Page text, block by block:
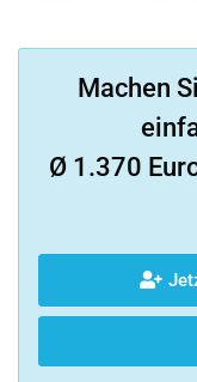
Machen
Ø 1.370